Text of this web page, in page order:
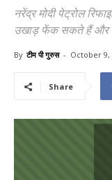
नरेंद्र मोदी पेट्रोल
उखाड़ फेंक सकते हैं और
By टीम पी गुरुस - October 9,
Share